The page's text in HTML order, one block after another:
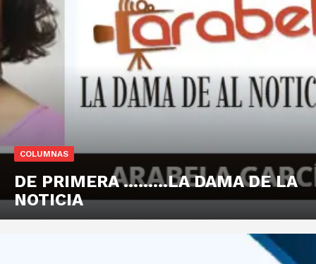
COLUMNAS
DE PRIMERA ………LA DAMA DE LA
NOTICIA